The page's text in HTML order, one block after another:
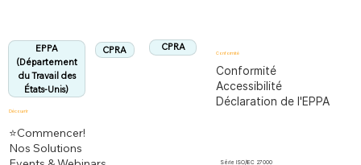
CPRA
EPPA
(Département
du Travail des
États-Unis)
CPRA
Découvrir
⭐Commencer!
Nos Solutions
Conformité
Conformité
Accessibilité
Déclaration de l'EPPA
Série ISO/IEC 27000